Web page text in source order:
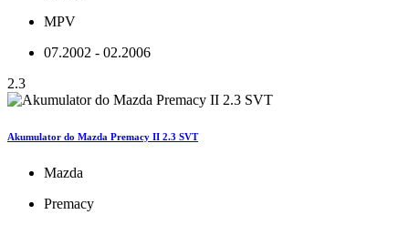
MPV
07.2002 - 02.2006
2.3
Akumulator do Mazda Premacy II 2.3 SVT
Mazda
Premacy